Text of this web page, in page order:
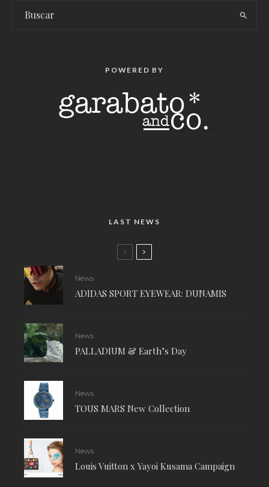
POWERED BY
LAST NEWS
News
ADIDAS SPORT EYEWEAR: DUNAMIS
News
PALLADIUM & Earth’s Day
News
TOUS MARS New Collection
News
Louis Vuitton x Yayoi Kusama Campaign